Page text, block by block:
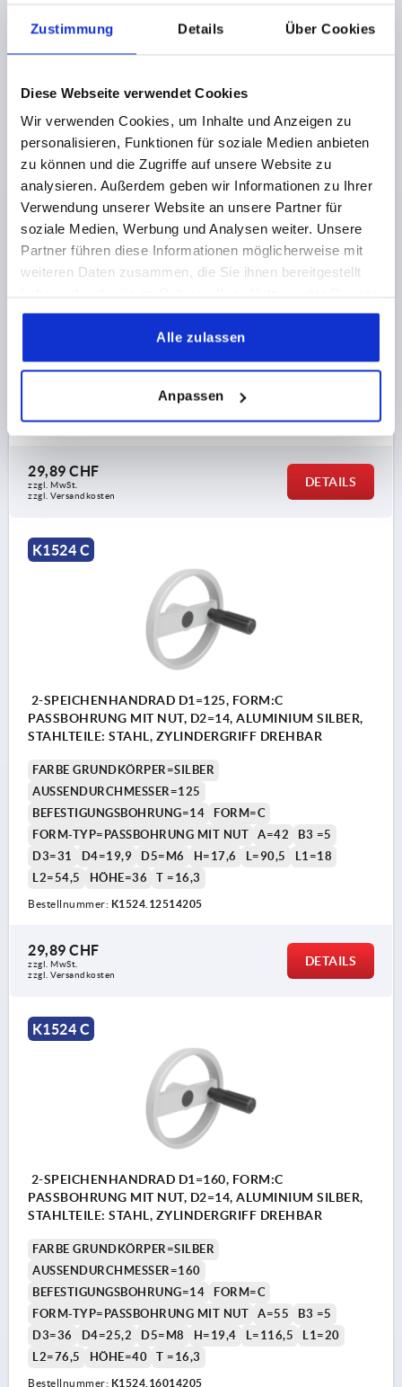
Zustimmung Details Über Cookies
Diese Webseite verwendet Cookies
Wir verwenden Cookies, um Inhalte und Anzeigen zu
personalisieren, Funktionen für soziale Medien anbieten
zu können und die Zugriffe auf unsere Website zu
analysieren. Außerdem geben wir Informationen zu Ihrer
Verwendung unserer Website an unsere Partner für
soziale Medien, Werbung und Analysen weiter. Unsere
Partner führen diese Informationen möglicherweise mit
weiteren Daten zusammen, die Sie ihnen bereitgestellt
gesammelt haben.
Alle zulassen
Anpassen
2-SPEICHENHANDRAD D1=125, FORM:C
PASSBOHRUNG MIT NUT, D2=12, ALUMINIUM SILBER,
STAHLTEILE: STAHL, ZYLINDERGRIFF DREHBAR
AUSSENDURCHMESSER=125
BEFESTIGUNGSBOHRUNG=12
FORM=C
D3=31
D4=19,9 D5=M6 H=17,6 L=90,5
L1=18
T =13,8
Bestellnummer:K1524.12512204
29,89 CHF
zzgl. MwSt.
zzgl. Versandkosten
DETAILS
K1524 C
2-SPEICHENHANDRAD D1=125, FORM:C
PASSBOHRUNG MIT NUT, D2=14, ALUMINIUM SILBER,
STAHLTEILE: STAHL, ZYLINDERGRIFF DREHBAR
FARBE GRUNDKÖRPER=SILBER
AUSSENDURCHMESSER=125
BEFESTIGUNGSBOHRUNG=14
FORM=C
FORM-TYP=PASSBOHRUNG MIT NUT
A=42
B3 =5
D3=31
D4=19,9 D5=M6 H=17,6 L=90,5
L1=18
L2=54,5
HÖHE=36 T =16,3
Bestellnummer: K1524.12514205
29,89 CHF
zzgl. MwSt.
zzgl. Versandkosten
DETAILS
K1524 C
2-SPEICHENHANDRAD D1=160, FORM:C
PASSBOHRUNG MIT NUT, D2=14, ALUMINIUM SILBER,
STAHLTEILE: STAHL, ZYLINDERGRIFF DREHBAR
FARBE GRUNDKÖRPER=SILBER
AUSSENDURCHMESSER=160
BEFESTIGUNGSBOHRUNG=14
FORM=C
FORM-TYP=PASSBOHRUNG MIT NUT
A=55
B3 =5
D3=36
D4=25,2 D5=M8 H=19,4 L=116,5
L1=20
L2=76,5
HÖHE=40 T =16,3
Bestellnummer: K1524.16014205